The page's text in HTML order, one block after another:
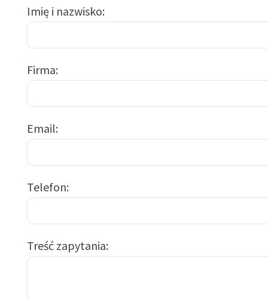
Imię i nazwisko
Firma
Email
Telefon
Treść zapytania